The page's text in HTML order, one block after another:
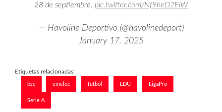
28 de septiembre. pic.twitter.com/Nf9heD2ElW
— Havoline Deportivo (@havolinedeport)
January 17, 2025
Etiquetas relacionadas:
bsc emelec futbol LDU LigaPro
Serie A